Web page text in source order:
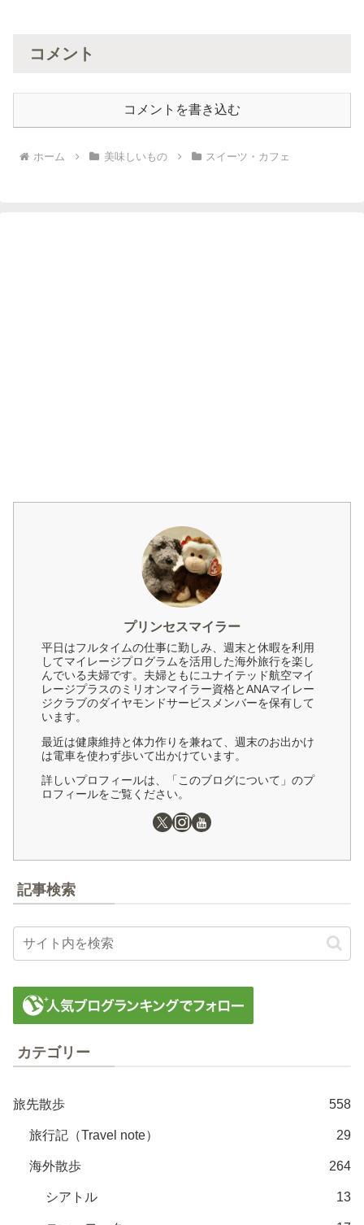
コメント
コメントを書き込む
ホーム 美味しいもの スイーツ・カフェ
プリンセスマイラー
平日はフルタイムの仕事に勤しみ、週末と休暇を利用
してマイレージプログラムを活用した海外旅行を楽し
んでいる夫婦です。夫婦ともにユナイテッド航空マイ
レージプラスのミリオンマイラー資格とANAマイレー
ジクラブのダイヤモンドサービスメンバーを保有して
います。
最近は健康維持と体力作りを兼ねて、週末のお出かけ
は電車を使わず歩いて出かけています。
詳しいプロフィールは、「このブログについて」のプ
ロフィールをご覧ください。
記事検索
カテゴリー
旅先散歩 558
旅行記（Travel note） 29
海外散歩 264
シアトル 13